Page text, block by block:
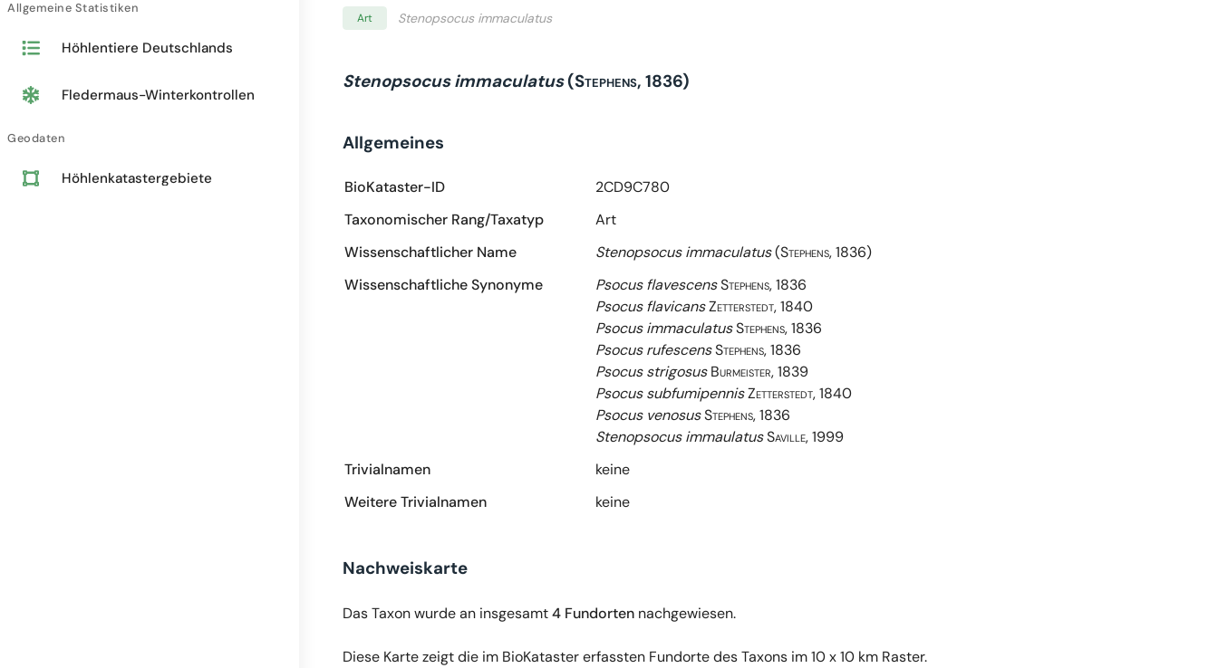
Allgemeine Statistiken
Höhlentiere Deutschlands
Fledermaus-Winterkontrollen
Geodaten
Höhlenkatastergebiete
Art Stenopsocus immaculatus
Stenopsocus immaculatus(Stephens, 1836)
Allgemeines
BioKataster-ID
2CD9C780
Taxonomischer Rang/Taxatyp
Art
Wissenschaftlicher Name
Stenopsocus immaculatus(Stephens, 1836)
Wissenschaftliche Synonyme
Psocus flavescensStephens, 1836
Psocus flavicansZetterstedt, 1840
Psocus immaculatusStephens, 1836
Psocus rufescensStephens, 1836
Psocus strigosus Burmeister, 1839
Psocus subfumipennisZetterstedt, 1840
Psocus venosusStephens, 1836
Stenopsocus immaulatusSaville, 1999
Trivialnamen
keine
Weitere Trivialnamen
keine
Nachweiskarte
Das Taxon wurde an insgesamt4 Fundorten nachgewiesen.
Diese Karte zeigt die im BioKataster erfassten Fundorte des Taxons im 10 x 10 km Raster.